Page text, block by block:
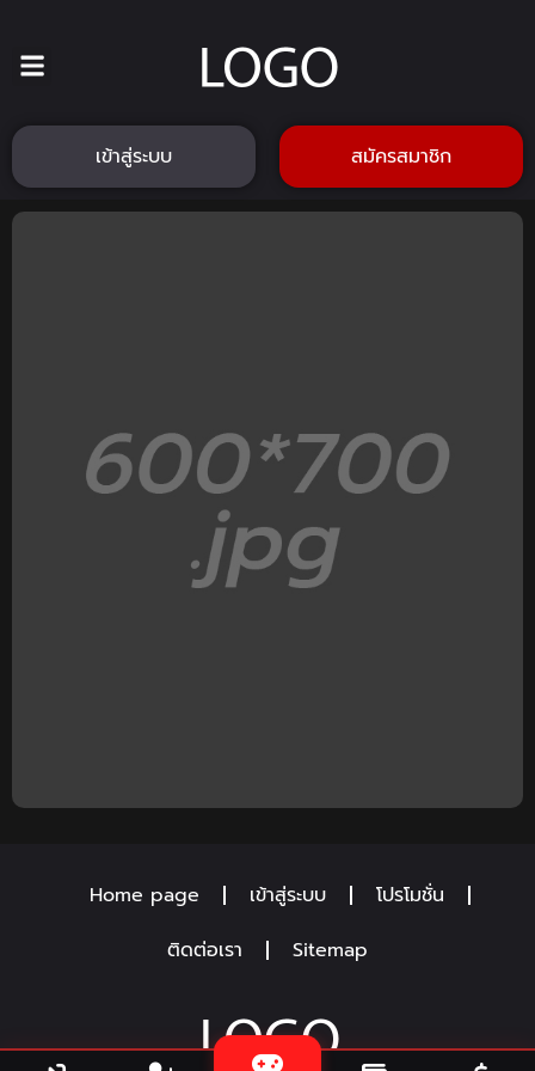
เข้าสู่ระบบ สมัครสมาชิก
Home page เข้าสู่ระบบ
โปรโมชั่น
ติดต่อเรา
Sitemap